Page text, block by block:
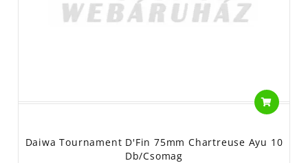
Daiwa Tournament D'Fin 75mm Chartreuse Ayu 10
Db/csomag